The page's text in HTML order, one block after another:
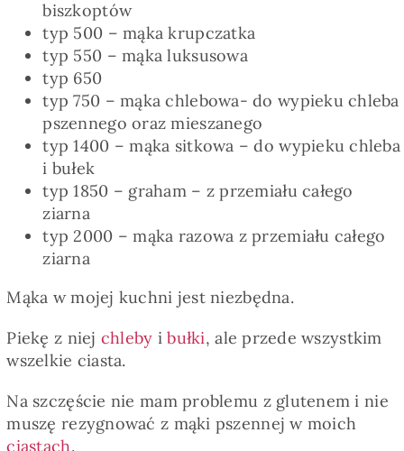
biszkoptów
typ 500 – mąka krupczatka
typ 550 – mąka luksusowa
typ 650
typ 750 – mąka chlebowa- do wypieku chleba
pszennego oraz mieszanego
typ 1400 – mąka sitkowa – do wypieku chleba
i bułek
typ 1850 – graham – z przemiału całego
ziarna
typ 2000 – mąka razowa z przemiału całego
ziarna
Mąka w mojej kuchni jest niezbędna.
Piekę z niej chleby ibułki, ale przede wszystkim
wszelkie ciasta.
Na szczęście nie mam problemu z glutenem i nie
muszę rezygnować z mąki pszennej w moich
ciastach.